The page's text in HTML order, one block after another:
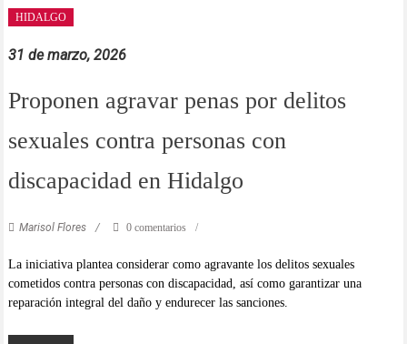
HIDALGO
31 de marzo, 2026
Proponen agravar penas por delitos
sexuales contra personas con
discapacidad en Hidalgo
Marisol Flores 0 comentarios
La iniciativa plantea considerar como agravante los delitos sexuales
cometidos contra personas con discapacidad, así como garantizar una
reparación integral del daño y endurecer las sanciones.